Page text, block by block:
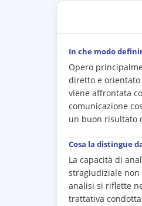
In che modo
Opero
diretto e orientato
viene affrontata
comunicazione
un buon risultato
Cosa la distingue
La capacità di
stragiudiziale
analisi si riflette
trattativa